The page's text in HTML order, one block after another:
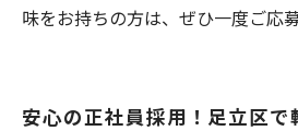
味をお持ちの方は、ぜひ一度ご応
安心の正社員採用！足立区で